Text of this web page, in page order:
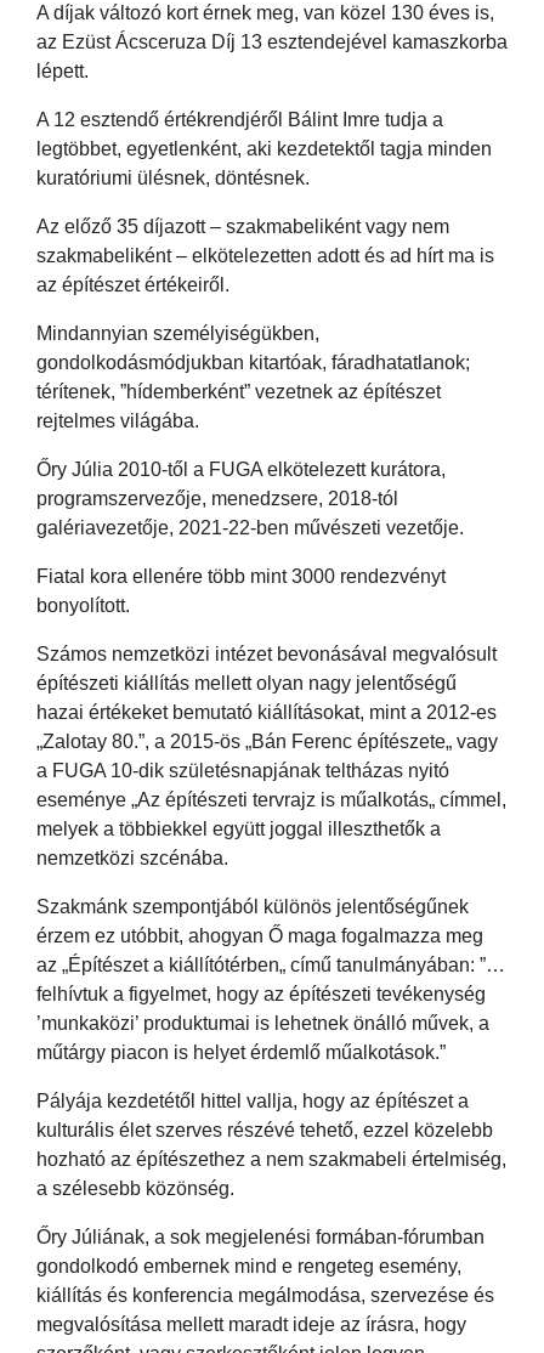
A díjak változó kort érnek meg, van közel 130 éves is,
az Ezüst Ácsceruza Díj 13 esztendejével kamaszkorba
lépett.
A 12 esztendő értékrendjéről Bálint Imre tudja a
legtöbbet, egyetlenként, aki kezdetektől tagja minden
kuratóriumi ülésnek, döntésnek.
Az előző 35 díjazott – szakmabeliként vagy nem
szakmabeliként – elkötelezetten adott és ad hírt ma is
az építészet értékeiről.
Mindannyian személyiségükben,
gondolkodásmódjukban kitartóak, fáradhatatlanok;
térítenek, ”hídemberként” vezetnek az építészet
rejtelmes világába.
Őry Júlia 2010-től a FUGA elkötelezett kurátora,
programszervezője, menedzsere, 2018-tól
galériavezetője, 2021-22-ben művészeti vezetője.
Fiatal kora ellenére több mint 3000 rendezvényt
bonyolított.
Számos nemzetközi intézet bevonásával megvalósult
építészeti kiállítás mellett olyan nagy jelentőségű
hazai értékeket bemutató kiállításokat, mint a 2012-es
„Zalotay 80.”, a 2015-ös „Bán Ferenc építészete„ vagy
a FUGA 10-dik születésnapjának teltházas nyitó
eseménye „Az építészeti tervrajz is műalkotás„ címmel,
melyek a többiekkel együtt joggal illeszthetők a
nemzetközi szcénába.
Szakmánk szempontjából különös jelentőségűnek
érzem ez utóbbit, ahogyan Ő maga fogalmazza meg
az „Építészet a kiállítótérben„ című tanulmányában: ”…
felhívtuk a figyelmet, hogy az építészeti tevékenység
’munkaközi’ produktumai is lehetnek önálló művek, a
műtárgy piacon is helyet érdemlő műalkotások.”
Pályája kezdetétől hittel vallja, hogy az építészet a
kulturális élet szerves részévé tehető, ezzel közelebb
hozható az építészethez a nem szakmabeli értelmiség,
a szélesebb közönség.
Őry Júliának, a sok megjelenési formában-fórumban
gondolkodó embernek mind e rengeteg esemény,
kiállítás és konferencia megálmodása, szervezése és
megvalósítása mellett maradt ideje az írásra, hogy